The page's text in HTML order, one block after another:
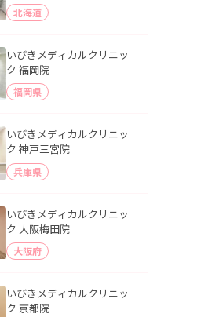
北海道
いびきメディカルクリニッ
ク 福岡院
福岡県
いびきメディカルクリニッ
ク 神戸三宮院
兵庫県
いびきメディカルクリニッ
ク 大阪梅田院
大阪府
いびきメディカルクリニッ
ク 京都院